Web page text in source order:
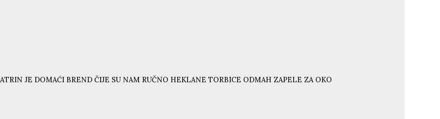
JE DOMAĆI BREND ČIJE SU NAM RUČNO HEKLANE TORBICE ODMAH ZAPELE ZA OKO